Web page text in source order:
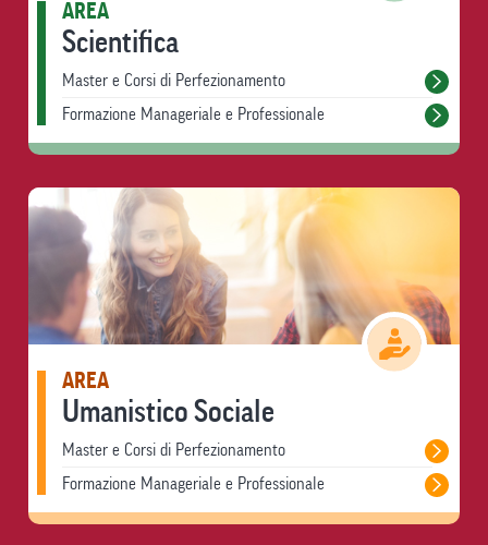
AREA
Scientifica
Master e Corsi di Perfezionamento
Formazione Manageriale e Professionale
AREA
Umanistico Sociale
Master e Corsi di Perfezionamento
Formazione Manageriale e Professionale